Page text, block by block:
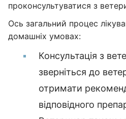
проконсультуватися з
Ось загальний процес
домашніх умовах:
Консультація з
зверніться до
отримати
відповідного